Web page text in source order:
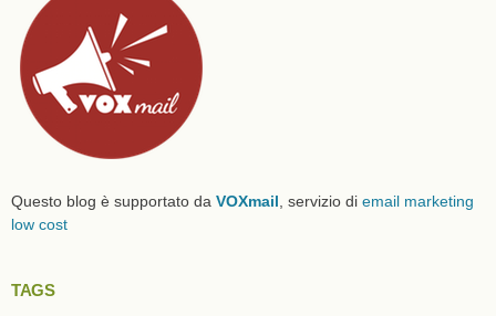
Questo blog è supportato da VOXmail , servizio di email marketing
low cost
TAGS